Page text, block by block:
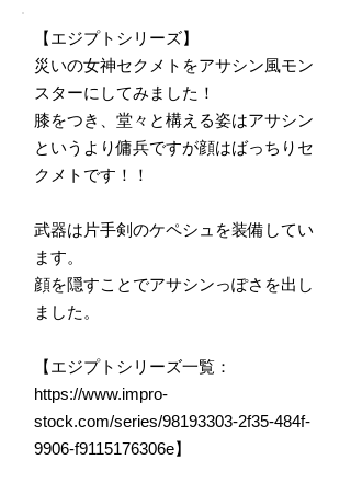
【エジプトシリーズ】
災いの女神セクメトをアサシン風モン
スターにしてみました！
膝をつき、堂々と構える姿はアサシン
というより傭兵ですが顔はばっちりセ
クメトです！！
武器は片手剣のケペシュを装備してい
ます。
顔を隠すことでアサシンっぽさを出し
ました。
【エジプトシリーズ一覧：
https://www.impro-
stock.com/series/98193303-2f35-484f-
9906-f9115176306e】